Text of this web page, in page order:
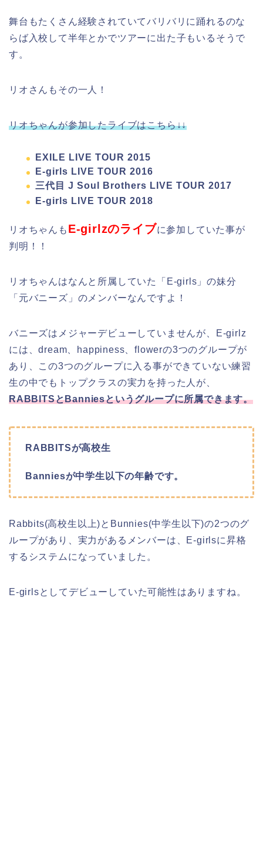
舞台もたくさん経験されていてバリバリに踊れるのな
らば入校して半年とかでツアーに出た子もいるそうで
す。
リオさんもその一人！
リオちゃんが参加したライブはこちら↓↓
EXILE LIVE TOUR 2015
E-girls LIVE TOUR 2016
三代目 J Soul Brothers LIVE TOUR 2017
E-girls LIVE TOUR 2018
リオちゃんも E-girlzのライブに参加していた事が
判明！！
リオちゃんはなんと所属していた「E-girls」の妹分
「元バニーズ」のメンバーなんですよ！
バニーズはメジャーデビューしていませんが、E-girlz
には、dream、happiness、flowerの3つのグループが
あり、この3つのグループに入る事ができていない練習
生の中でもトップクラスの実力を持った人が、
RABBITSとBanniesというグループに所属できます。
RABBITSが高校生
Banniesが中学生以下の年齢です。
Rabbits(高校生以上)とBunnies(中学生以下)の2つのグ
ループがあり、実力があるメンバーは、E-girlsに昇格
するシステムになっていました。
E-girlsとしてデビューしていた可能性はありますね。